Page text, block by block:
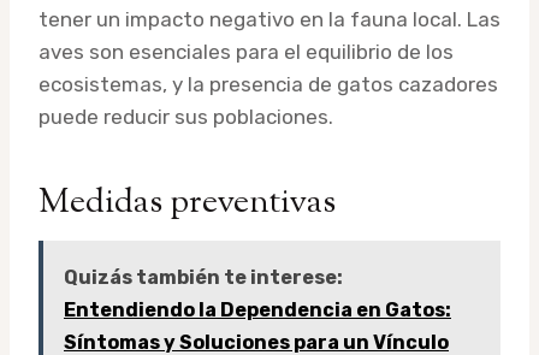
tener un impacto negativo en la fauna local. Las
aves son esenciales para el equilibrio de los
ecosistemas, y la presencia de gatos cazadores
puede reducir sus poblaciones.
Medidas preventivas
Quizás también te interese:
Entendiendo la Dependencia en Gatos:
Síntomas y Soluciones para un Vínculo